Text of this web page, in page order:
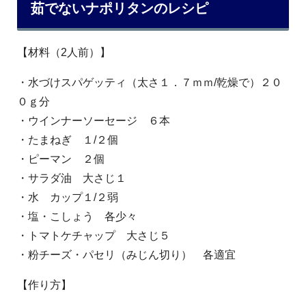
茹でないナポリタンのレシピ
【材料（2人前）】
・水づけスパゲッティ（太さ１．７ｍｍ/乾燥で）２０
０ｇ分
・ウインナーソーセージ ６本
・たまねぎ １/２個
・ピーマン ２個
・サラダ油 大さじ１
・水 カップ１/２弱
・塩・こしょう 各少々
・トマトケチャップ 大さじ５
・粉チーズ・パセリ（みじん切り） 各適宜
【作り方】